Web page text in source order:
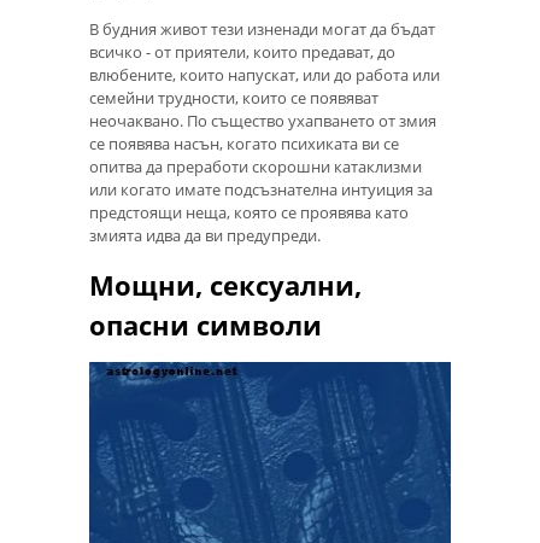
В будния живот тези изненади могат да бъдат
всичко - от приятели, които предават, до
влюбените, които напускат, или до работа или
семейни трудности, които се появяват
неочаквано. По същество ухапването от змия
се появява насън, когато психиката ви се
опитва да преработи скорошни катаклизми
или когато имате подсъзнателна интуиция за
предстоящи неща, която се проявява като
змията идва да ви предупреди.
Мощни, сексуални,
опасни символи